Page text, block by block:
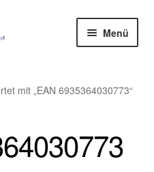
Menü
mit „EAN 6935364030773“